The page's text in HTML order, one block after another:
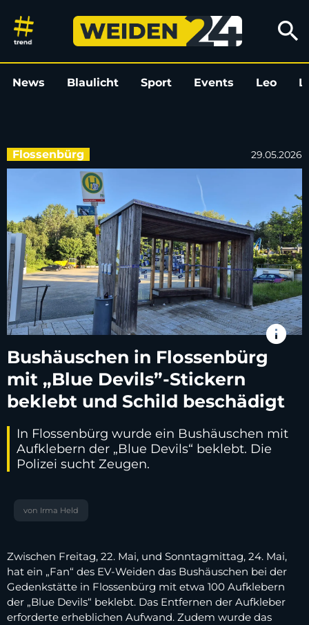
Bushäuschen in Flossenbürg
search
News Blaulicht Sport Events Leo
Flossenbürg 29.05.2026
info
Bushäuschen in Flossenbürg
mit „Blue Devils”-Stickern
beklebt und Schild beschädigt
In Flossenbürg wurde ein Bushäuschen mit
Aufklebern der „Blue Devils“ beklebt. Die
Polizei sucht Zeugen.
von Irma Held
Zwischen Freitag, 22. Mai, und Sonntagmittag, 24. Mai,
hat ein „Fan“ des EV-Weiden das Bushäuschen bei der
Gedenkstätte in Flossenbürg mit etwa 100 Aufklebern
der „Blue Devils“ beklebt. Das Entfernen der Aufkleber
erforderte erheblichen Aufwand. Zudem wurde das